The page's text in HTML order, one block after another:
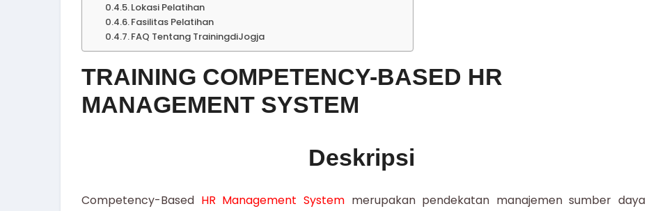
Lokasi Pelatihan
Fasilitas Pelatihan
FAQ Tentang TrainingdiJogja
TRAINING COMPETENCY-BASED HR
MANAGEMENT SYSTEM
Deskripsi
Competency-Based HR Management Systemmerupakan pendekatan manajemen sumber daya